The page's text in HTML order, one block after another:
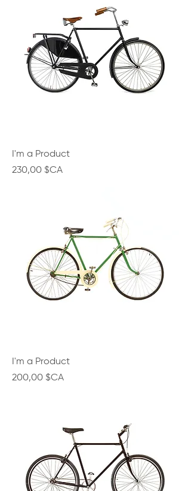
I'm a Product
Prix
230,00 $CA
I'm a Product
Prix
200,00 $CA